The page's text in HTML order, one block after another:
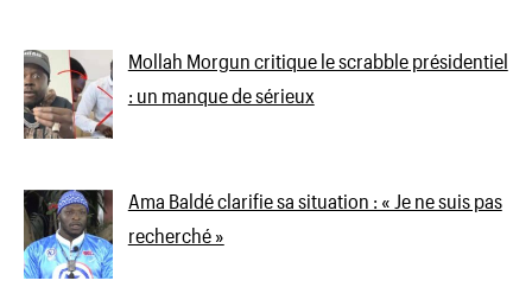
Mollah Morgun critique le scrabble présidentiel
: un manque de sérieux
Ama Baldé clarifie sa situation : « Je ne suis pas
recherché »